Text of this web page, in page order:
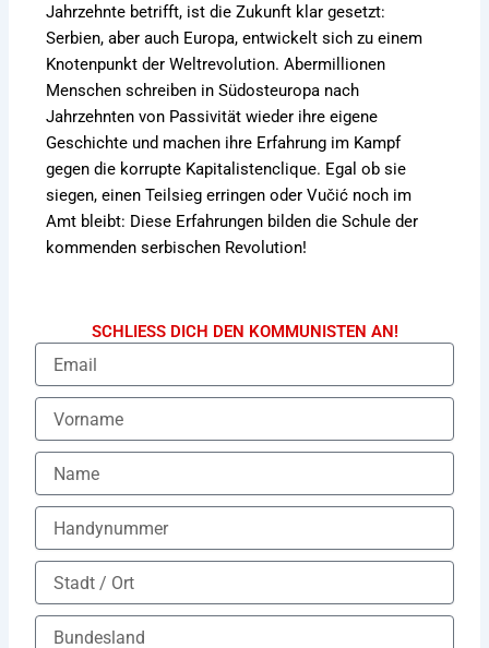
Jahrzehnte betrifft, ist die Zukunft klar gesetzt:
Serbien, aber auch Europa, entwickelt sich zu einem
Knotenpunkt der Weltrevolution. Abermillionen
Menschen schreiben in Südosteuropa nach
Jahrzehnten von Passivität wieder ihre eigene
Geschichte und machen ihre Erfahrung im Kampf
gegen die korrupte Kapitalistenclique. Egal ob sie
siegen, einen Teilsieg erringen oder Vučić noch im
Amt bleibt: Diese Erfahrungen bilden die Schule der
kommenden serbischen Revolution!
SCHLIESS DICH DEN KOMMUNISTEN AN!